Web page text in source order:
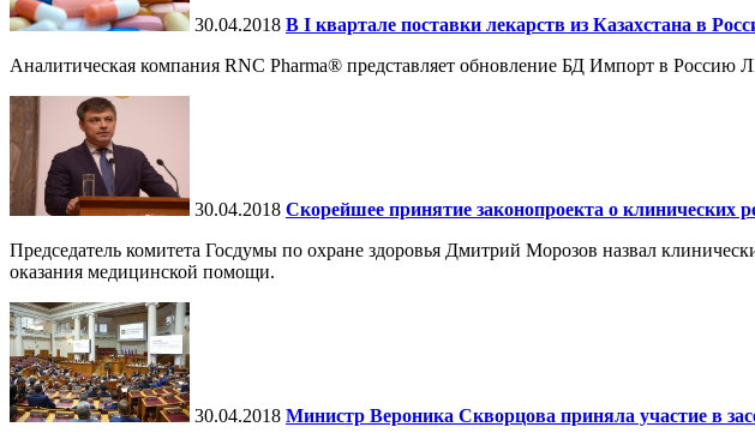
30.04.2018 В I квартале поставки лекарств из Казахстана в
Аналитическая компания RNC Pharma® представляет обновление БД Импорт в Россию
30.04.2018 Скорейшее принятие законопроекта о клинических
Председатель комитета Госдумы по охране здоровья Дмитрий Морозов назвал
оказания медицинской помощи.
30.04.2018 Министр Вероника Скворцова приняла участие в